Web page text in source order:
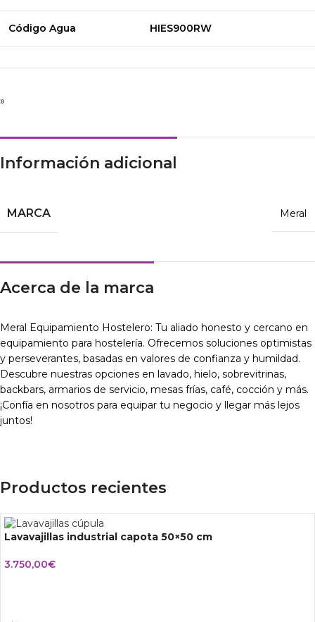
Código Agua HIES900RW
»
Información adicional
MARCA Meral
Acerca de la marca
Meral Equipamiento Hostelero: Tu aliado honesto y cercano en
equipamiento para hostelería. Ofrecemos soluciones optimistas
y perseverantes, basadas en valores de confianza y humildad.
Descubre nuestras opciones en lavado, hielo, sobrevitrinas,
backbars, armarios de servicio, mesas frías, café, cocción y más.
¡Confía en nosotros para equipar tu negocio y llegar más lejos
juntos!
Productos recientes
Lavavajillas industrial capota 50×50 cm
3.750,00€